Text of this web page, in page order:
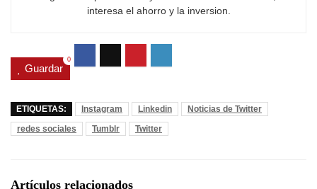
interesa el ahorro y la inversion.
Guardar
0
ETIQUETAS: Instagram Linkedin
Noticias de Twitter
redes sociales
Tumblr Twitter
Artículos relacionados